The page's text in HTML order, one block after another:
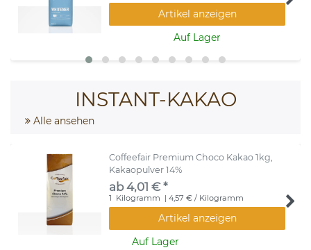
Artikel anzeigen
Auf Lager
INSTANT-KAKAO
Alle ansehen
Coffeefair Premium Choco Kakao 1kg,
Kakaopulver 14%
ab 4,01 € *
1 Kilogramm | 4,57 € / Kilogramm
Artikel anzeigen
Auf Lager